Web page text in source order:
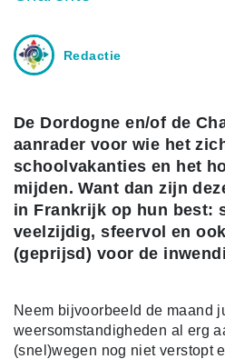
Redactie
De Dordogne en/of de
aanrader voor wie het
schoolvakanties en het
mijden. Want dan zijn
in Frankrijk op hun best:
veelzijdig, sfeervol en
(geprijsd) voor de
Neem bijvoorbeeld de maand
weersomstandigheden al erg
(snel)wegen nog niet verstopt